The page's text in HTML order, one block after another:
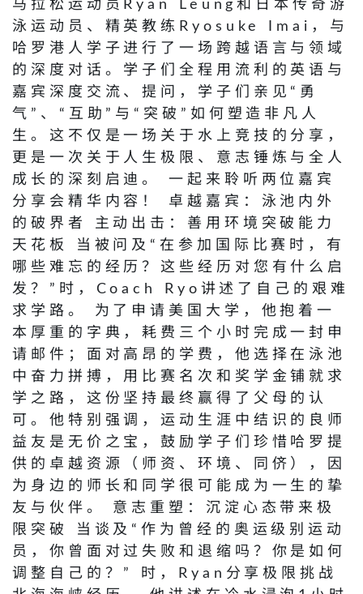
马拉松运动员Ryan Leung和日本传奇游
泳运动员、精英教练Ryosuke Imai，与
哈罗港人学子进行了一场跨越语言与领域
的深度对话。学子们全程用流利的英语与
嘉宾深度交流、提问，学子们亲见“勇
气”、“互助”与“突破”如何塑造非凡人
生。这不仅是一场关于水上竞技的分享，
更是一次关于人生极限、意志锤炼与全人
成长的深刻启迪。 一起来聆听两位嘉宾
分享会精华内容！ 卓越嘉宾：泳池内外
的破界者 主动出击：善用环境突破能力
天花板 当被问及“在参加国际比赛时，有
哪些难忘的经历？这些经历对您有什么启
发？”时，Coach Ryo讲述了自己的艰难
求学路。 为了申请美国大学，他抱着一
本厚重的字典，耗费三个小时完成一封申
请邮件；面对高昂的学费，他选择在泳池
中奋力拼搏，用比赛名次和奖学金铺就求
学之路，这份坚持最终赢得了父母的认
可。他特别强调，运动生涯中结识的良师
益友是无价之宝，鼓励学子们珍惜哈罗提
供的卓越资源（师资、环境、同侪），因
为身边的师长和同学很可能成为一生的挚
友与伙伴。 意志重塑：沉淀心态带来极
限突破 当谈及“作为曾经的奥运级别运动
员，你曾面对过失败和退缩吗？你是如何
调整自己的？” 时，Ryan分享极限挑战